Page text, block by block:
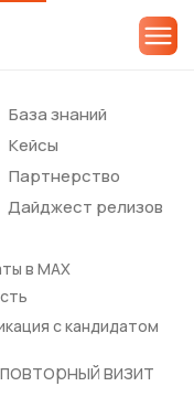
Notify
Вконтакте
Соцсети
в MAX
с кандидатом
База знаний
Партнерство
Дайджест релизов
Кейсы
Рейтинг
за счет
визит